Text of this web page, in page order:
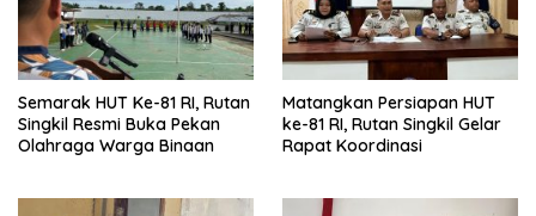
Semarak HUT Ke-81 RI, Rutan
Singkil Resmi Buka Pekan
Olahraga Warga Binaan
Matangkan Persiapan HUT
ke-81 RI, Rutan Singkil Gelar
Rapat Koordinasi